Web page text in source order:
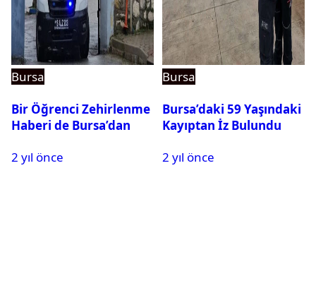
Bursa
Bir Öğrenci Zehirlenme
Haberi de Bursa’dan
2 yıl önce
Bursa
Bursa’daki 59 Yaşındaki
Kayıptan İz Bulundu
2 yıl önce